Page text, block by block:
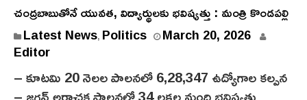
చంద్ర‌బాబుతోనే యువ‌త‌, విద్యార్థుల‌కు భ‌విష్య‌త్తు : మంత్రి కొండ‌ప‌ల్లి
Latest News, Politics March 20, 2026
Editor
– కూట‌మి 20 నెల‌ల పాల‌న‌లో 6,28,347 ఉద్యోగాల క‌ల్ప‌న‌